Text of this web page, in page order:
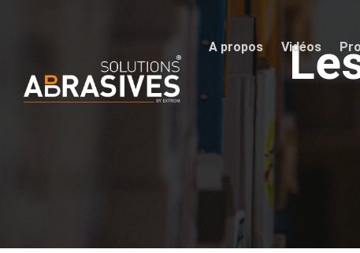
A propos Vidéos